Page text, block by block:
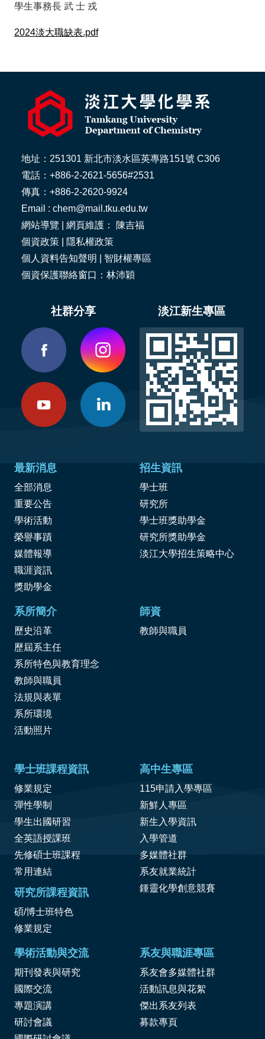
學生事務長 武 士 戎
2024淡大職缺表.pdf
地址：251301 新北市淡水區英專路151號 C306
電話：+886-2-2621-5656#2531
傳真：+886-2-2620-9924
Email : chem@mail.tku.edu.tw
網站導覽 | 網頁維護： 陳吉福
個資政策
隱私權政策
個人資料告知聲明
智財權專區
個資保護聯絡窗口：林沛穎
社群分享 淡江新生專區
最新消息
全部消息
重要公告
學術活動
榮譽事蹟
媒體報導
職涯資訊
獎助學金
招生資訊
學士班
研究所
學士班獎助學金
研究所獎助學金
淡江大學招生策略中心
系所簡介
歷史沿革
歷屆系主任
系所特色與教育理念
教師與職員
法規與表單
系所環境
活動照片
師資
教師與職員
學士班課程資訊
修業規定
彈性學制
學生出國研習
全英語授課班
先修碩士班課程
常用連結
研究所課程資訊
碩/博士班特色
修業規定
高中生專區
115申請入學專區
新鮮人專區
新生入學資訊
入學管道
多媒體社群
系友就業統計
鍾靈化學創意競賽
學術活動與交流
期刊發表與研究
國際交流
專題演講
研討會議
系友與職涯專區
系友會多媒體社群
活動訊息與花絮
傑出系友列表
募款專頁